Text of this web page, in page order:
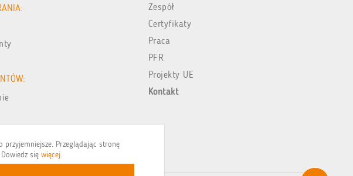
Przeglądając stronę
się więcej.
Zespół
Certyfikaty
Praca
PFR
Projekty UE
Kontakt